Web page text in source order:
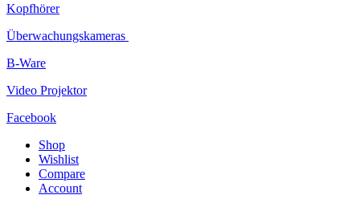
Kopfhörer
Überwachungskameras
B-Ware
Video Projektor
Facebook
Shop
Wishlist
Compare
Account